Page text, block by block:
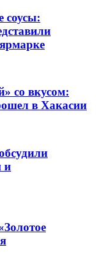
соусы:
со вкусом:
в Хакасии
и